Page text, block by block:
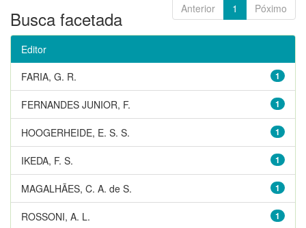
Anterior 1 Póximo
Busca facetada
Editor
1
FARIA, G. R.
1
FERNANDES JUNIOR, F.
1
HOOGERHEIDE, E. S. S.
1
IKEDA, F. S.
1
MAGALHÃES, C. A. de S.
1
ROSSONI, A. L.